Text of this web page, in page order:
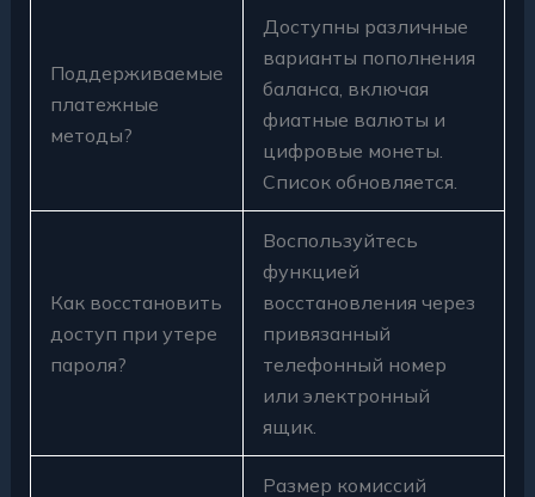
Поддерживаемые
платежные
методы?
Доступны различные
варианты пополнения
баланса, включая
фиатные валюты и
цифровые монеты.
Список обновляется.
Как восстановить
доступ при утере
пароля?
Воспользуйтесь
функцией
восстановления через
привязанный
телефонный номер
или электронный
ящик.
Размер комиссий